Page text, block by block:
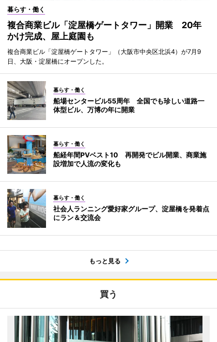
暮らす・働く
複合商業ビル「淀屋橋ゲートタワー」開業 20年
かけ完成、屋上庭園も
複合商業ビル「淀屋橋ゲートタワー」（大阪市中央区北浜4）が7月9
日、大阪・淀屋橋にオープンした。
暮らす・働く
船場センタービル55周年 全国でも珍しい道路一
体型ビル、万博の年に開業
暮らす・働く
船経年間PVベスト10 再開発でビル開業、商業施
設増加で人流の変化も
暮らす・働く
社会人ランニング愛好家グループ、淀屋橋を発着点
にラン＆交流会
もっと見る
買う